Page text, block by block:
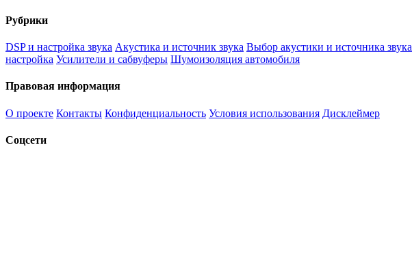
Рубрики
DSP и настройка звука Акустика и источник звука Выбор акустики и источника звука
настройка Усилители и сабвуферы Шумоизоляция автомобиля
Правовая информация
О проекте Контакты Конфиденциальность Условия использования Дисклеймер
Соцсети